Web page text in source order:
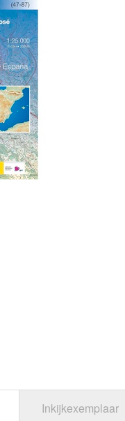
Inkijkexemplaar